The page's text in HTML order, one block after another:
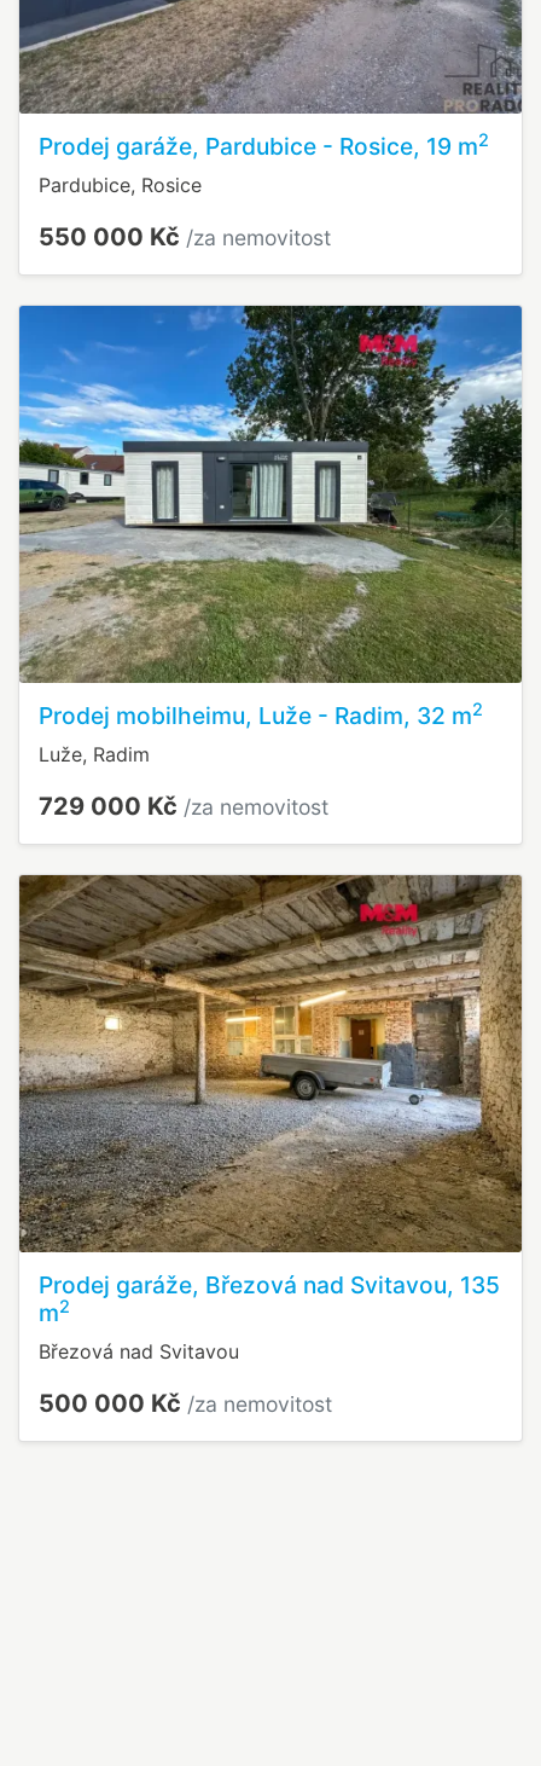
Prodej garáže, Pardubice - Rosice, 19 m2
Pardubice, Rosice
550 000 Kč /za nemovitost
Prodej mobilheimu, Luže - Radim, 32 m2
Luže, Radim
729 000 Kč /za nemovitost
Prodej garáže, Březová nad Svitavou, 135
m2
Březová nad Svitavou
500 000 Kč /za nemovitost